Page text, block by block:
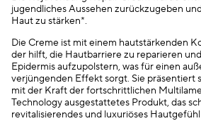
jugendliches Aussehen zurückzugeben
Haut zu stärken*.
Die Creme ist mit einem hautstärkenden
der hilft, die Hautbarriere zu reparieren
Epidermis aufzupolstern, was für einen
verjüngenden Effekt sorgt. Sie präsentiert
mit der Kraft der fortschrittlichen
Technology ausgestattetes Produkt, das
revitalisierendes und luxuriöses